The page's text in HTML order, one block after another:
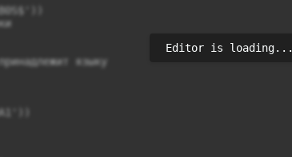
языку
Editor is loading...